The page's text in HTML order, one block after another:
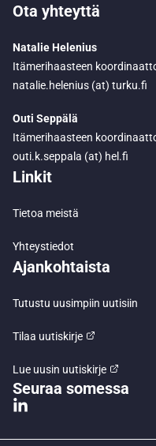
Ota yhteyttä
Natalie Helenius
Itämerihaasteen
natalie.helenius (at) turku.fi
Outi Seppälä
Itämerihaasteen
outi.k.seppala (at) hel.fi
Linkit
Tietoa meistä
Yhteystiedot
Ajankohtaista
Tutustu uusimpiin uutisiin
Tilaa uutiskirje
Lue uusin uutiskirje
Seuraa somessa